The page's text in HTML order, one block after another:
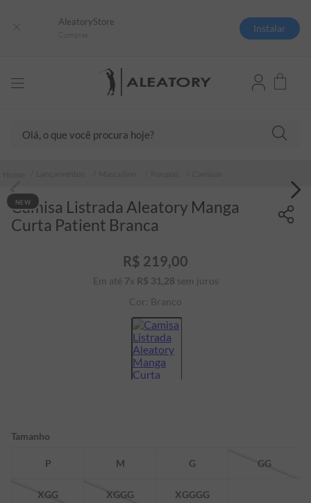
AleatoryStore
Instalar
NEW
Camisa Listrada Aleatory Manga
Curta Patient Branca
R$ 219,00
Em até 7x R$ 31 ,28 sem juros
Cor: Branco
Tamanho
P M G GG
XGG XGGG XGGGG
2º
camiseta listrada
4º
camiseta
5º
pima
6º
jaqueta
7º
8º
9
manga longa